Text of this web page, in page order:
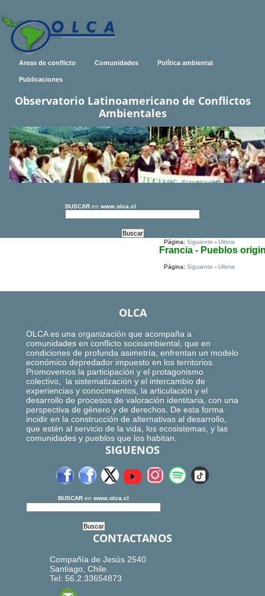
Areas de conflicto Comunidades Política ambiental
Publicaciones
Observatorio Latinoamericano de Conflictos
Ambientales
BUSCAR en www.olca.cl
Página:Siguiente -Ultima
Francia - Pueblos
Página:Siguiente -Ultima
OLCA
OLCA es una organización que acompaña a
comunidades en conflicto socioambiental, que en
condiciones de profunda asimetría, enfrentan un modelo
económico depredador impuesto en los territorios.
Promovemos la participación y el protagonismo
colectivo, la sistematización y el intercambio de
experiencias y conocimientos, la articulación y el
desarrollo de procesos de valoración identitaria, con una
perspectiva de género y de derechos. De esta forma
incidir en la construcción de alternativas al desarrollo,
que estén al servicio de la vida, los ecosistemas, y las
comunidades y pueblos que los habitan.
SIGUENOS
BUSCAR en www.olca.cl
CONTACTANOS
Compañía de Jesús 2540
Santiago, Chile.
Tel: 56.2.33654873